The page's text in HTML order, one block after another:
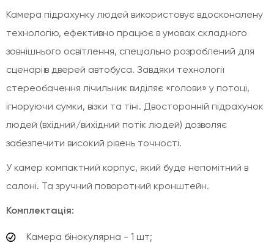
Камера підрахунку людей використовує вдосконалену
технологію, ефективно працює в умовах складного
зовнішнього освітлення, спеціально розроблений для
сценаріїв дверей автобуса. Завдяки технології
стереобачення лічильник виділяє «голови» у потоці,
ігноруючи сумки, візки та тіні. Двосторонній підрахунок
людей (вхідний/вихідний потік людей) дозволяє
забезпечити високий рівень точності.
У камер компактний корпус, який буде непомітний в
салоні. Та зручний поворотний кронштейн.
Комплектація:
Камера бінокулярна - 1 шт;